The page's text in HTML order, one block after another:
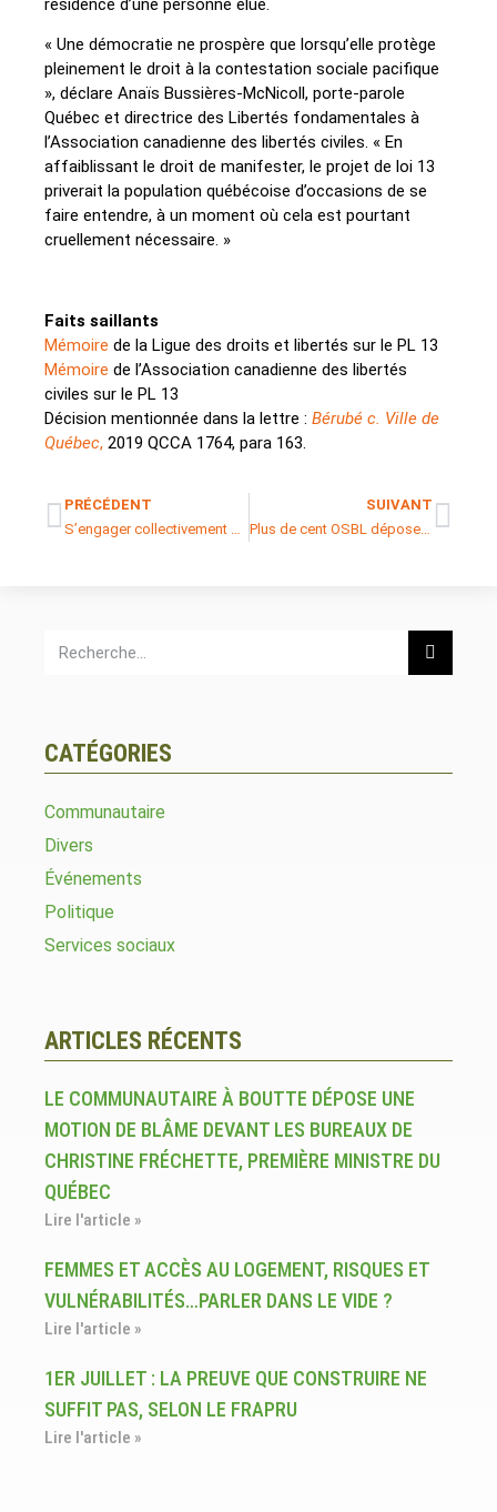
résidence d’une personne élue.
« Une démocratie ne prospère que lorsqu’elle protège
pleinement le droit à la contestation sociale pacifique
», déclare Anaïs Bussières-McNicoll, porte-parole
Québec et directrice des Libertés fondamentales à
l’Association canadienne des libertés civiles. « En
affaiblissant le droit de manifester, le projet de loi 13
priverait la population québécoise d’occasions de se
faire entendre, à un moment où cela est pourtant
cruellement nécessaire. »
Faits saillants
Mémoire de la Ligue des droits et libertés sur le PL 13
Mémoire de l’Association canadienne des libertés
civiles sur le PL 13
Décision mentionnée dans la lettre : Bérubé c. Ville de
Québec, 2019 QCCA 1764, para 163.
PRÉCÉDENT
S’engager collectivement pour la justice sociale au Québec
SUIVANT
Plus de cent OSBL déposent des propositions afin de garantir que la liberté d’association et le contrôle de la recherche de profit soient au cœur de la Loi sur le lobbyisme
CATÉGORIES
Communautaire
Divers
Événements
Politique
Services sociaux
ARTICLES RÉCENTS
LE COMMUNAUTAIRE À BOUTTE DÉPOSE UNE
MOTION DE BLÂME DEVANT LES BUREAUX DE
CHRISTINE FRÉCHETTE, PREMIÈRE MINISTRE DU
QUÉBEC
Lire l'article »
FEMMES ET ACCÈS AU LOGEMENT, RISQUES ET
VULNÉRABILITÉS…PARLER DANS LE VIDE ?
Lire l'article »
1ER JUILLET : LA PREUVE QUE CONSTRUIRE NE
SUFFIT PAS, SELON LE FRAPRU
Lire l'article »